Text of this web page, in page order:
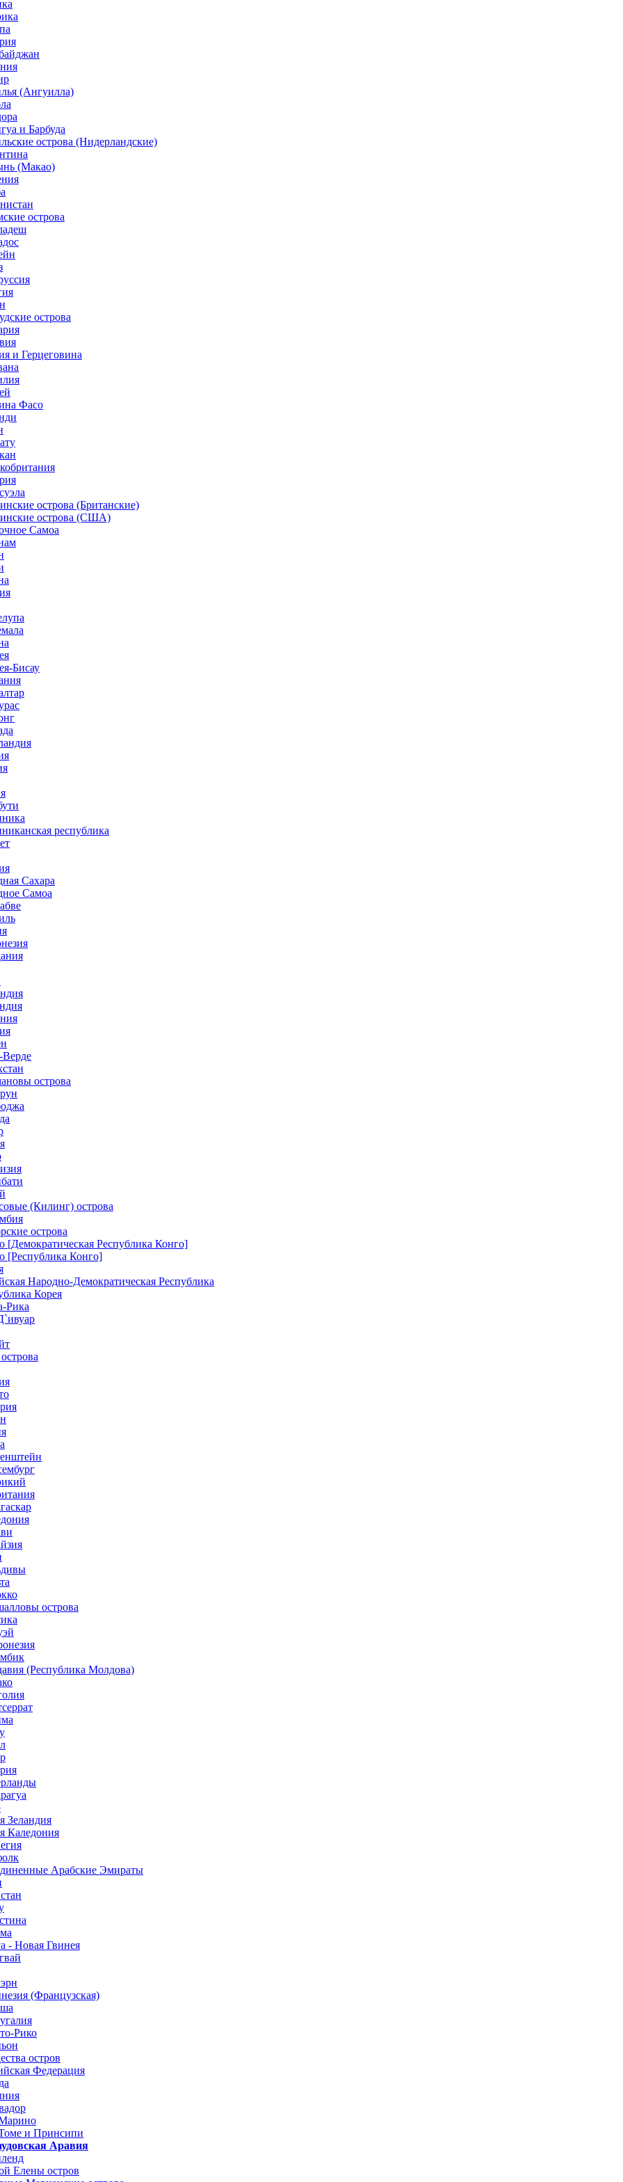
(Ангуилла)
и Барбуда
острова (Нидерландские)
(Макао)
острова
острова
и Герцеговина
Фасо
острова (Британские)
острова (США)
Самоа
Бисау
республика
Сахара
Самоа
Верде
острова
(Килинг) острова
острова
[Демократическая Республика Конго]
[Республика Конго]
Народно-Демократическая Республика
Корея
Рика
острова
(Республика Молдова)
Зеландия
Каледония
Арабские Эмираты
- Новая Гвинея
(Французская)
Рико
остров
Федерация
и Принсипи
Аравия
Елены остров